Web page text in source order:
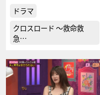
ドラマ
クロスロード ～救命救
急…